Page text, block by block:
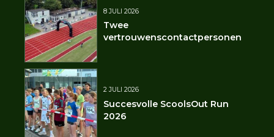
8 JULI 2026
Twee
vertrouwenscontactpersonen
2 JULI 2026
Succesvolle ScoolsOut Run
2026